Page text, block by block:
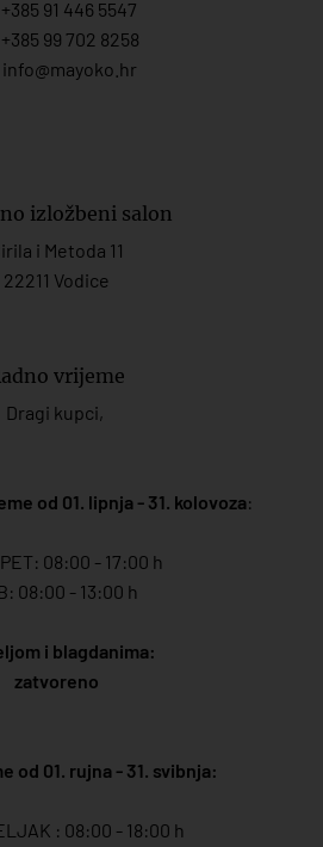
+385 91 446 5547
+385 99 702 8258
info@mayoko. hr
izložbeni salon
i Metoda 11
22211 Vodice
vrijeme
Dragi kupci,
od 01. lipnja - 31. kolovoza:
08:00 - 17:00 h
08:00 - 13:00 h
i blagdanima:
zatvoreno
od 01. rujna - 31. svibnja:
: 08:00 - 18:00 h